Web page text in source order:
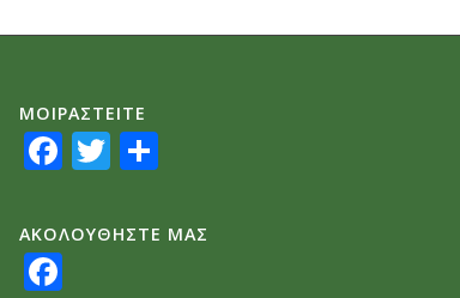
ΜΟΙΡΑΣTEITE
Facebook
Twitter
Share
ΑΚΟΛΟΥΘΗΣΤΕ ΜΑΣ
Facebook